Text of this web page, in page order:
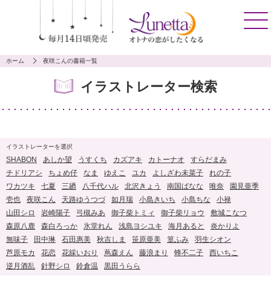
ホーム 夜咲こんの書籍一覧
イラストレーター検索
イラストレーターを選択
SHABON あしか望 うすくち カズアキ カトーナオ
すらだまみ
チドリアシ
ちょめ仔 なま ゆえこ ユカ よしざわ未菜子
れの子
ワカツキ
七夏 三廼 八千代ハル 北沢きょう 南国ばなな 唯奈
園見亜季
壱也
夜咲こん 天路ゆうつづ 如月瑞 小島きいち 小島ちな
小禄
山田シロ
岩崎陽子 弓槻みあ 御子柴トミィ 御子柴リョウ
敷城こなつ
森原八鹿
森白ろっか 氷堂れん 浅島ヨシユキ 海月あると
炎かりよ
無味子
田中琳 石田惠美 秋吉しま 笹原亜美 篁ふみ
羽生シオン
芦原モカ
花恋 花綵いおり 蔦森えん 藤浪まり 蜂不二子
西いちこ
逆月酒乱
針野シロ 鈴倉温 黒田うらら